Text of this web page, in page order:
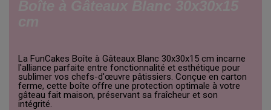
La FunCakes Boîte à Gâteaux Blanc 30x30x15 cm incarne
l'alliance parfaite entre fonctionnalité et esthétique pour
sublimer vos chefs-d'œuvre pâtissiers. Conçue en carton
ferme, cette boîte offre une protection optimale à votre
gâteau fait maison, préservant sa fraîcheur et son
intégrité.